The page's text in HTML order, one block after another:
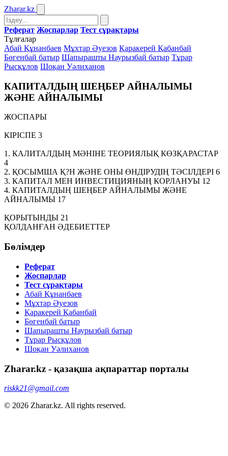
Zharar.kz
Реферат Жоспарлар Тест сұрақтары
Тұлғалар
Абай Құнанбаев Мұхтар Әуезов Қаракерей Қабанбай
Бөгенбай батыр Шапырашты Наурызбай батыр Тұрар
Рысқұлов Шоқан Уәлиханов
КАПИТАЛДЫҢ ШЕҢБЕР АЙНАЛЫМЫ
ЖӘНЕ АЙНАЛЫМЫ
ЖОСПАРЫ
КІРІСПЕ 3
1. КАЛИТАЛДЫҢ МӘНІНЕ ТЕОРИЯЛЫҚ КӨЗҚАРАСТАР
4
2. ҚОСЫМША Қ?Н ЖӘНЕ ОНЫ ӨНДІРУДІҢ ТӘСІЛДЕРІ 6
3. КАПИТАЛ МЕН ИНВЕСТИЦИЯНЫҢ КОРЛАНУЫ 12
4. КАПИТАЛДЫҢ ШЕҢБЕР АЙНАЛЫМЫ ЖӘНЕ
АЙНАЛЫМЫ 17
ҚОРЫТЫНДЫ 21
ҚОЛДАНҒАН ӘДЕБИЕТТЕР
Бөлімдер
Реферат
Жоспарлар
Тест сұрақтары
Абай Құнанбаев
Мұхтар Әуезов
Қаракерей Қабанбай
Бөгенбай батыр
Шапырашты Наурызбай батыр
Тұрар Рысқұлов
Шоқан Уәлиханов
Zharar.kz - қазақша ақпараттар порталы
riskk21@gmail.com
© 2026 Zharar.kz. All rights reserved.